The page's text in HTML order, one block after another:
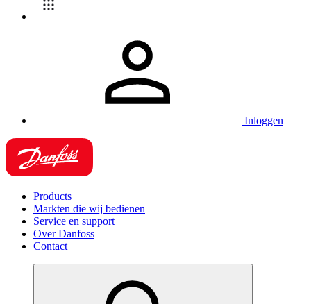
Inloggen
Products
Markten die wij bedienen
Service en support
Over Danfoss
Contact